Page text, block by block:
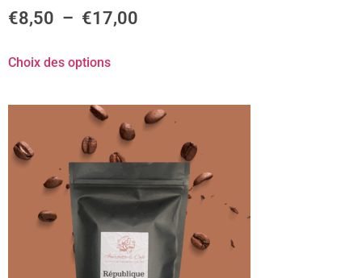
€8,50 – €17,00
Choix des options